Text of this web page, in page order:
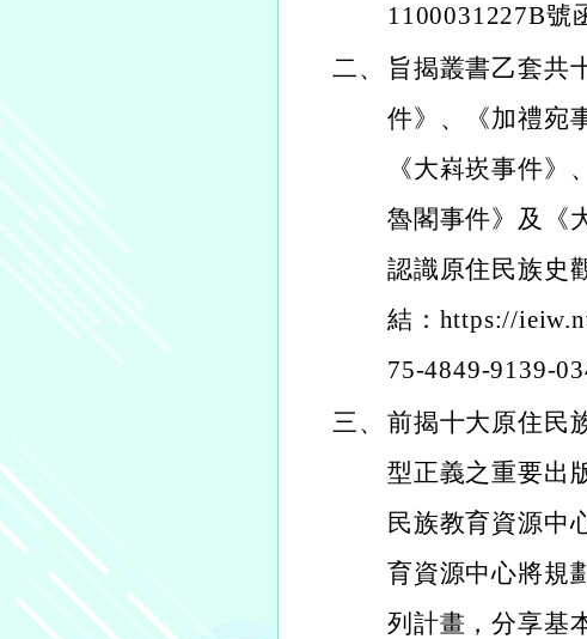
1100031227B號
二、
旨揭叢書乙套共
件》、《加禮宛
《大嵙崁事件
魯閣事件》及《
認識原住民族史
結：https://
75-4849-9139-
三、 前揭十大原住民
型正義之重要出
民族教育資源中
育資源中心將規
列計畫，分享基